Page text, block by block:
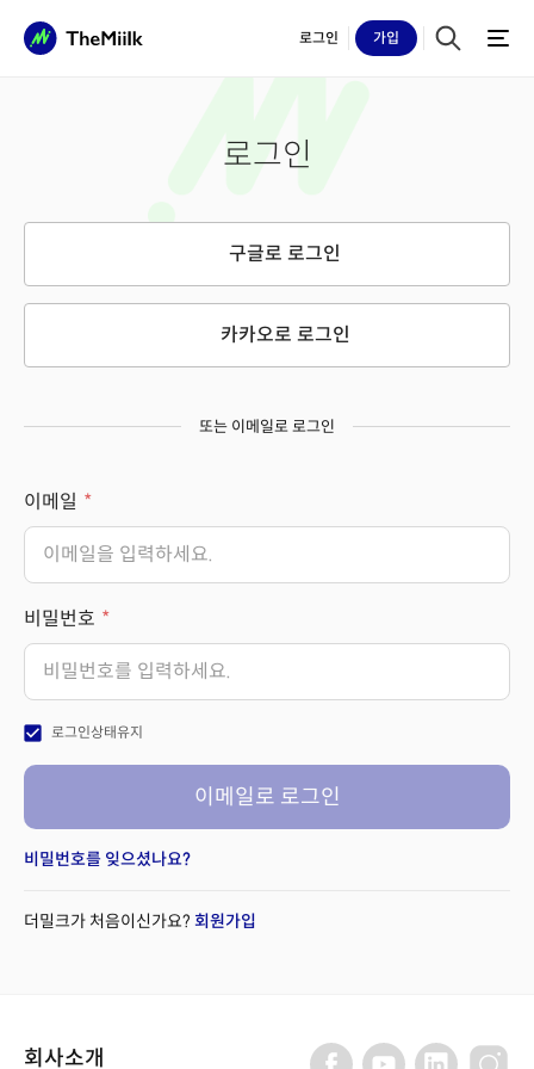
로그인 가입
로그인
구글로 로그인
카카오로 로그인
또는 이메일로 로그인
이메일
비밀번호
check_box 로그인상태유지
이메일로 로그인
비밀번호를 잊으셨나요?
더밀크가 처음이신가요? 회원가입
회사소개